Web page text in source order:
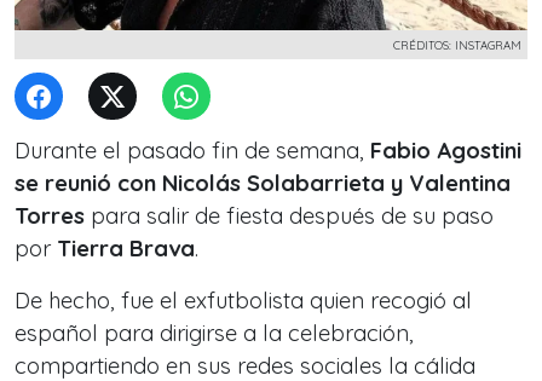
CRÉDITOS: INSTAGRAM
Durante el pasado fin de semana, Fabio Agostini
se reunió con Nicolás Solabarrieta y Valentina
Torres para salir de fiesta después de su paso
por Tierra Brava.
De hecho, fue el exfutbolista quien recogió al
español para dirigirse a la celebración,
compartiendo en sus redes sociales la cálida